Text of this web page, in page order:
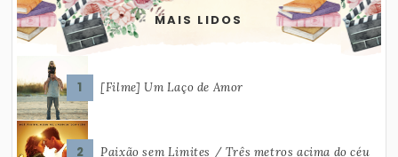
MAIS LIDOS
[Filme] Um Laço de Amor
Paixão sem Limites / Três metros acima do céu